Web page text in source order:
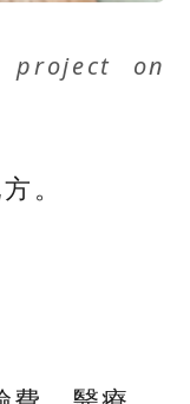
project on
。